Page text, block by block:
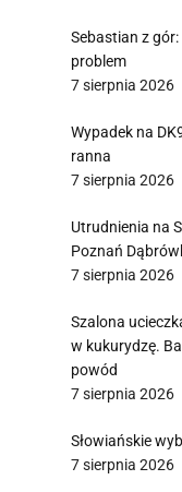
Sebastian z
problem
7 sierpnia 2026
Wypadek na
ranna
7 sierpnia 2026
Utrudnienia na
Poznań
7 sierpnia 2026
Szalona
w kukurydzę.
powód
7 sierpnia 2026
Słowiańskie
7 sierpnia 2026